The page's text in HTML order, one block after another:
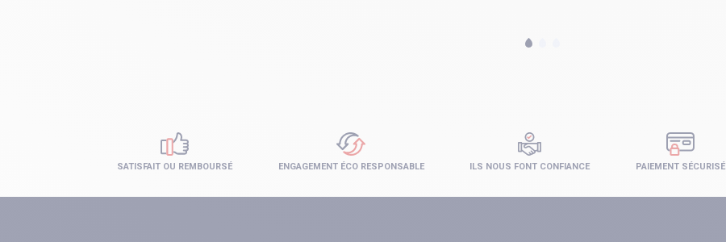
PAIEMENT SÉCURISÉ
SATISFAIT OU REMBOURSÉ ENGAGEMENT ÉCO RESPONSABLE ILS NOUS FONT CONFIANCE